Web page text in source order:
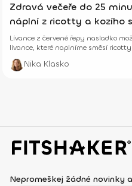
Zdravá večeře do 25
náplní z ricotty a kozího
Lívance z červené řepy nasladko
lívance, které naplníme směsí
minut!
Nika Klasko
Nepromeškej žádné novinky